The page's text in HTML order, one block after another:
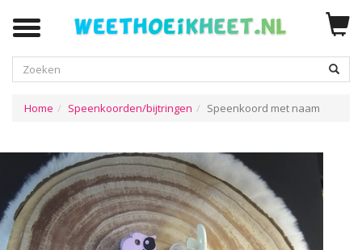
Zoeken
Home Speenkoorden/bijtringen Speenkoord met naam